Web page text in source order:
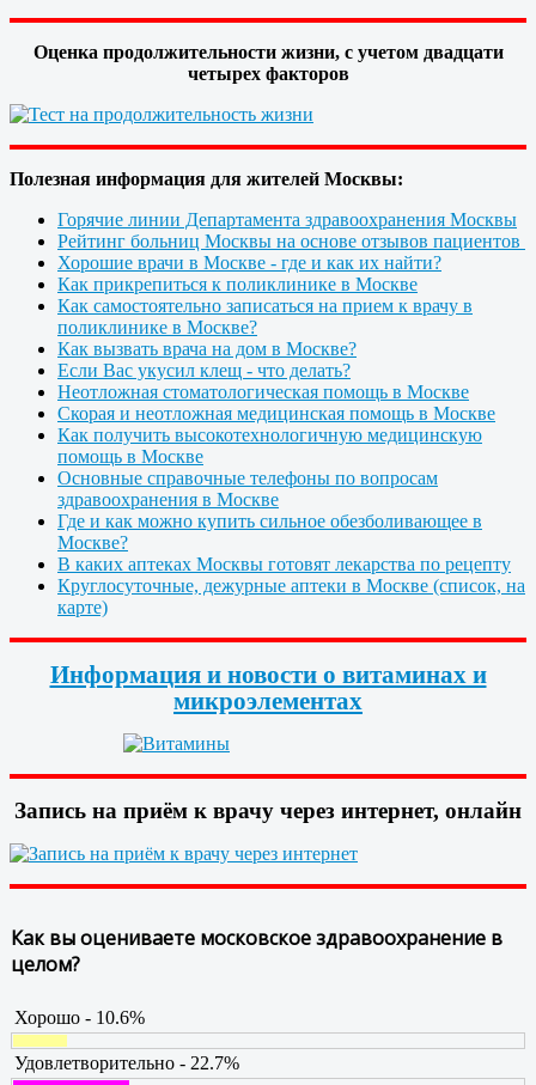
Оценка продолжительности жизни, с учетом двадцати
четырех факторов
Полезная информация для жителей Москвы:
Горячие линии Департамента здравоохранения Москвы
Рейтинг больниц Москвы на основе отзывов пациентов
Хорошие врачи в Москве - где и как их найти?
Как прикрепиться к поликлинике в Москве
Как самостоятельно записаться на прием к врачу в
поликлинике в Москве?
Как вызвать врача на дом в Москве?
Если Вас укусил клещ - что делать?
Неотложная стоматологическая помощь в Москве
Скорая и неотложная медицинская помощь в Москве
Как получить высокотехнологичную медицинскую
помощь в Москве
Основные справочные телефоны по вопросам
здравоохранения в Москве
Где и как можно купить сильное обезболивающее в
Москве?
В каких аптеках Москвы готовят лекарства по рецепту
Круглосуточные, дежурные аптеки в Москве (список, на
карте)
Информация и новости о витаминах и
микроэлементах
Запись на приём к врачу через интернет, онлайн
Как вы оцениваете московское здравоохранение в
целом?
Хорошо - 10.6%
Удовлетворительно - 22.7%